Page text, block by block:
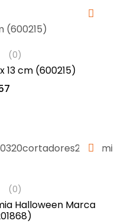
(0)
Molde Pan Barra 23 x 13 cm (600215)
(0)
Halloween Marca